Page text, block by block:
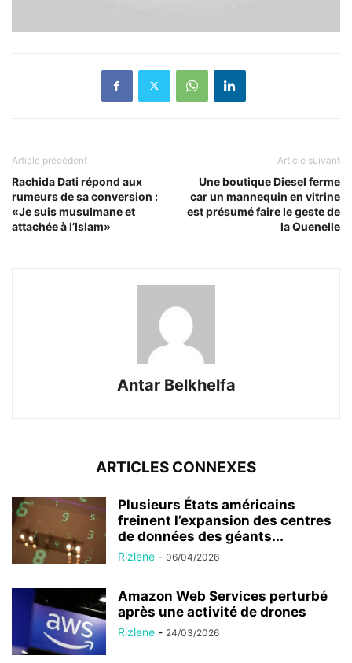
Article précédent
Rachida Dati répond aux
rumeurs de sa conversion :
«Je suis musulmane et
attachée à l’Islam»
Article suivant
Une boutique Diesel ferme
car un mannequin en vitrine
est présumé faire le geste de
la Quenelle
Antar Belkhelfa
ARTICLES CONNEXES
Plusieurs États américains
freinent l’expansion des centres
de données des géants...
Rizlene - 06/04/2026
Amazon Web Services perturbé
après une activité de drones
Rizlene - 24/03/2026